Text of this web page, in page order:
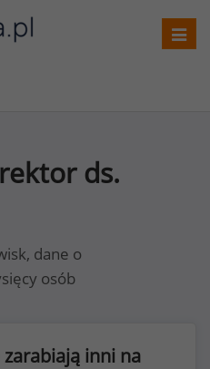
ds.
dane o
osób
inni na